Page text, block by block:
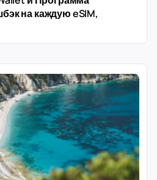
на каждую eSIM,